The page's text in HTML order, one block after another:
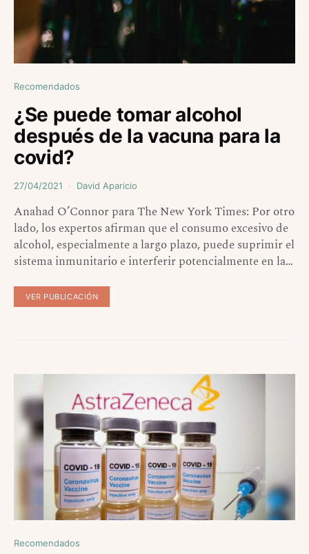
Recomendados
¿Se puede tomar alcohol
después de la vacuna para la
covid?
27/04/2021 David Aparicio
Anahad O’Connor para The New York Times: Por otro
lado, los expertos afirman que el consumo excesivo de
alcohol, especialmente a largo plazo, puede suprimir el
sistema inmunitario e interferir potencialmente en la…
VER PUBLICACIÓN
Recomendados